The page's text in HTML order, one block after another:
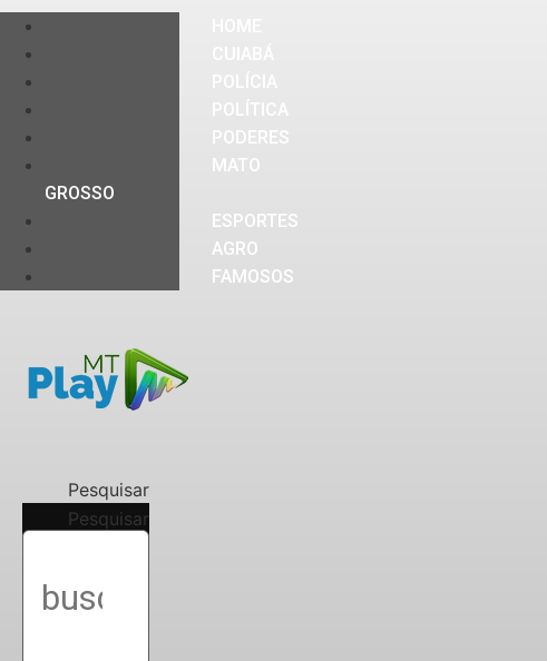
PODERES
MATO
GROSSO
ESPORTES
AGRO
FAMOSOS
Pesquisar
Pesquisar